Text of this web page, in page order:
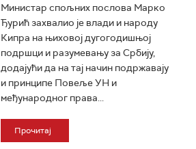
Министар спољних послова Марко
Ђурић захвалио је влади и народу
Кипра на њиховој дугогодишњој
подршци и разумевању за Србију,
додајући да на тај начин подржавају
и принципе Повеље УН и
међународног права...
Прочитај